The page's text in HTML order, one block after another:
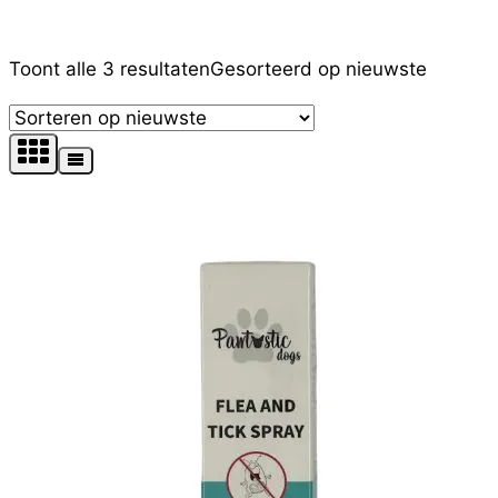
Toont alle 3 resultatenGesorteerd op nieuwste